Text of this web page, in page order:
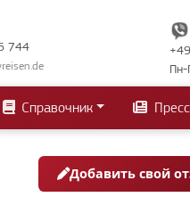
744
Справочник
Добавить свой